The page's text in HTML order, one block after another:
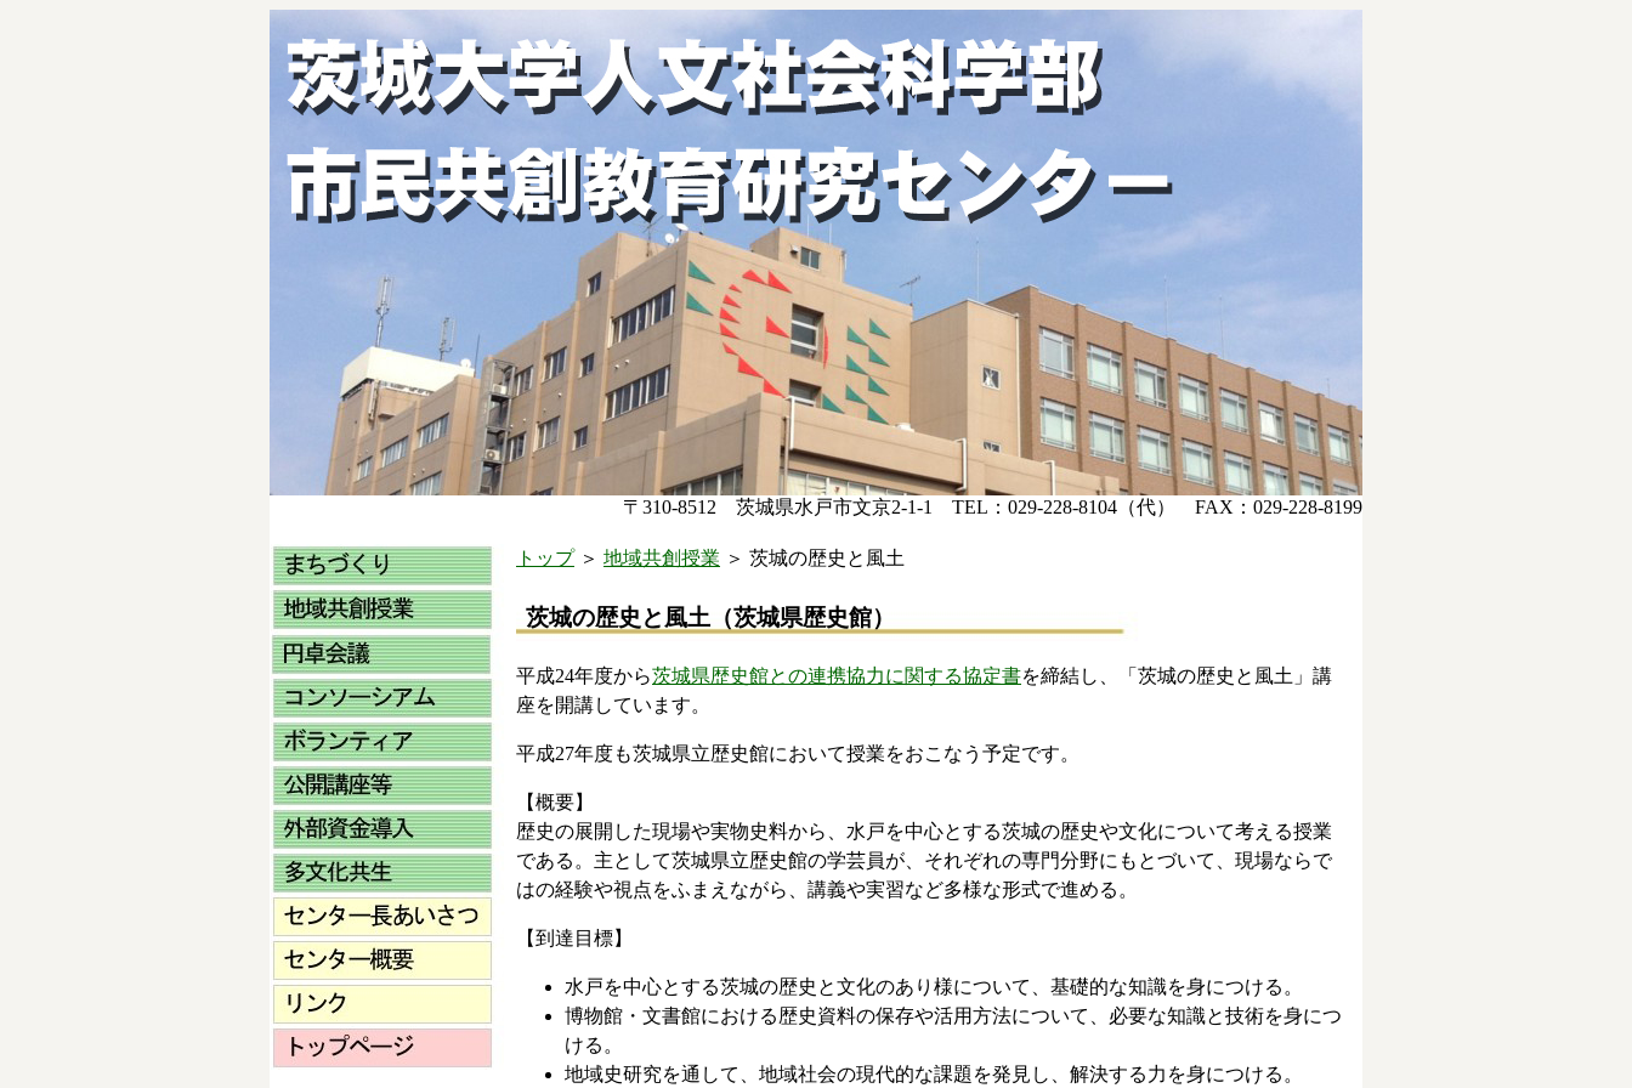
〒310-8512 茨城県水戸市文京2-1-1 TEL：029-228-8104（代） FAX：029-228-8199
トップ＞ 地域共創授業 ＞ 茨城の歴史と風土
茨城の歴史と風土（茨城県歴史館）
平成24年度から茨城県歴史館との連携協力に関する協定書を締結し、「茨城の歴史と風土」講
座を開講しています。
平成27年度も茨城県立歴史館において授業をおこなう予定です。
【概要】
歴史の展開した現場や実物史料から、水戸を中心とする茨城の歴史や文化について考える授業
である。主として茨城県立歴史館の学芸員が、それぞれの専門分野にもとづいて、現場ならで
はの経験や視点をふまえながら、講義や実習など多様な形式で進める。
【到達目標】
水戸を中心とする茨城の歴史と文化のあり様について、基礎的な知識を身につける。
博物館・文書館における歴史資料の保存や活用方法について、必要な知識と技術を身につ
ける。
地域史研究を通して、地域社会の現代的な課題を発見し、解決する力を身につける。